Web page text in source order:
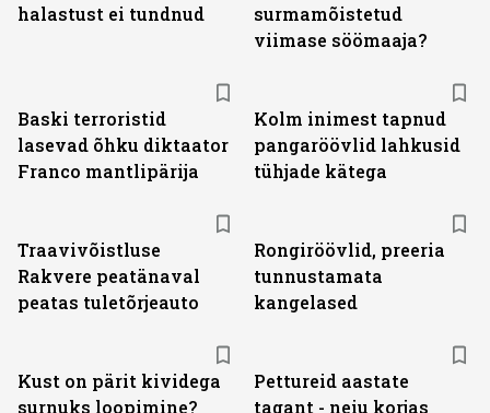
halastust ei tundnud
surmamõistetud
viimase söömaaja?
Baski terroristid
lasevad õhku diktaator
Franco mantlipärija
Kolm inimest tapnud
pangaröövlid lahkusid
tühjade kätega
Traavivõistluse
Rakvere peatänaval
peatas tuletõrjeauto
Rongiröövlid, preeria
tunnustamata
kangelased
Kust on pärit kividega
surnuks loopimine?
Pettureid aastate
tagant - neiu korjas